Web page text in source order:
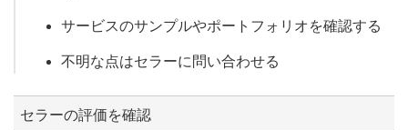
サービスのサンプルやポートフォリオを確認する
不明な点はセラーに問い合わせる
セラーの評価を確認